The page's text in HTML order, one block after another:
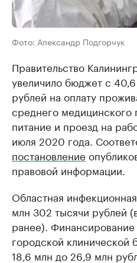
Фото: Александр Подгорчук
Правительство
увеличило бюджет с
рублей на оплату
среднего медицинского
питание и проезд на
июля 2020 года.
постановление
правовой информации.
Областная
млн 302 тысячи рублей
ранее).
городской клинической
18,6 млн до 26,9 млн